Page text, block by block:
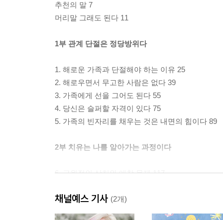
추천의 말 7
머리말 그래도 된다 11
1부 관계 단절은 정당방위다
1. 해로운 가족과 단절해야 하는 이유 25
2. 해로우면서 무고한 사람은 없다 39
3. 가족에게 선을 그어도 된다 55
4. 당신은 슬퍼할 자격이 있다 75
5. 가족의 빈자리를 채우는 것은 내면의 힘이다 89
2부 치유는 나를 알아가는 과정이다
6. 근원적인 상처와 애착 문제 117
8. 해로운 수치심에서 벗어나는 기술 165
9. 이유 없이 외로움과 공허함을 느낀다면 207
채널예스 기사 (2개)